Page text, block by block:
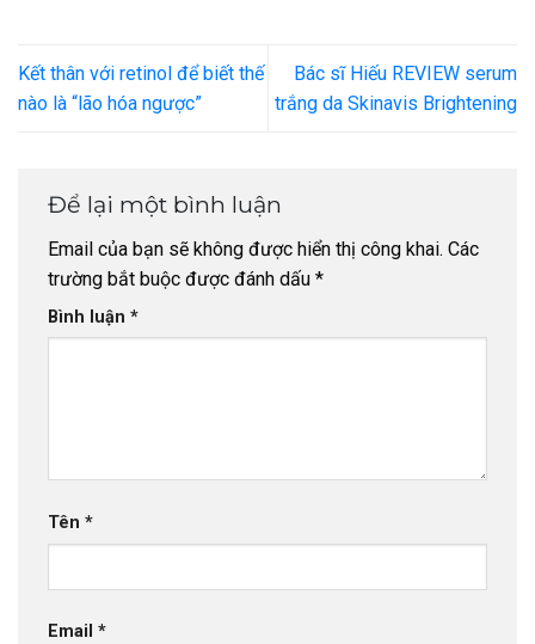
Kết thân với retinol để biết thế
nào là “lão hóa ngược”
Bác sĩ Hiếu REVIEW serum
trắng da Skinavis Brightening
Để lại một bình luận
Email của bạn sẽ không được hiển thị công khai. Các
trường bắt buộc được đánh dấu *
Bình luận *
Tên *
Email *